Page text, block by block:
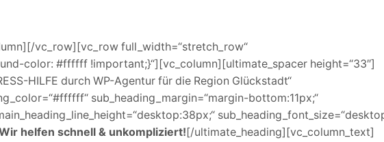
vc_row][vc_row full_width=“stretch_row“
color: #ffffff !important;}“][vc_column][ultimate_spacer height=“33″]
HILFE durch WP-Agentur für die Region Glückstadt“
sub_heading_margin=“margin-bottom:11px;“
helfen schnell & unkompliziert! [/ultimate_heading][vc_column_text]